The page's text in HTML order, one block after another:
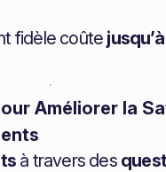
fidèle coûte
Améliorer la
à travers des